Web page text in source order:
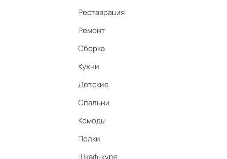
Реставрация
Ремонт
Сборка
Кухни
Детские
Спальни
Комоды
Полки
Шкаф-купе